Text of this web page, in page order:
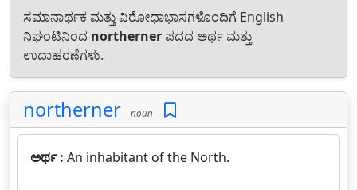
ಸಮಾನಾರ್ಥಕ ಮತ್ತು ವಿರೋಧಾಭಾಸಗಳೊಂದಿಗೆ English
ನಿಘಂಟಿನಿಂದ northerner ಪದದ ಅರ್ಥ ಮತ್ತು
ಉದಾಹರಣೆಗಳು.
northerner noun
ಅರ್ಥ : An inhabitant of the North.